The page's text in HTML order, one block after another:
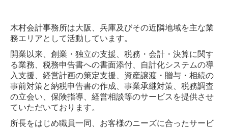
相続税・資産税について
顧問契約のながれ
よくある質問
木村会計事務所は大阪、兵庫及びその近隣地域を主な業
務エリアとして活動しています。
開業以来、創業・独立の支援、税務・会計・決算に関す
る業務、税務申告書への書面添付、自計化システムの導
入支援、経営計画の策定支援、資産譲渡・贈与・相続の
事前対策と納税申告書の作成、事業承継対策、税務調査
の立会い、保険指導、経営相談等のサービスを提供させ
ていただいております。
所長をはじめ職員一同、お客様のニーズに合ったサービ